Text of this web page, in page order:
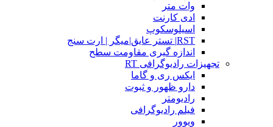
وات متر
ادی کارنت
اسیلوسکوپ
RST| تستر عایق|میگر | ارت سنج
اندازه گیری مقاومت سطح
تجهیزات رادیوگرافی RT
ایکس ری و گاما
دارو ظهور و ثبوت
رادیومتر
فیلم رادیوگرافی
ویوور